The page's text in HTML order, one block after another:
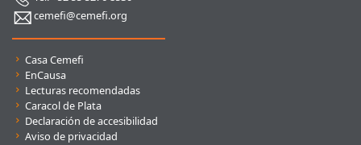
cemefi@cemefi.org
Enlaces rápidos
Casa Cemefi
EnCausa
Lecturas recomendadas
Caracol de Plata
Declaración de accesibilidad
Aviso de privacidad